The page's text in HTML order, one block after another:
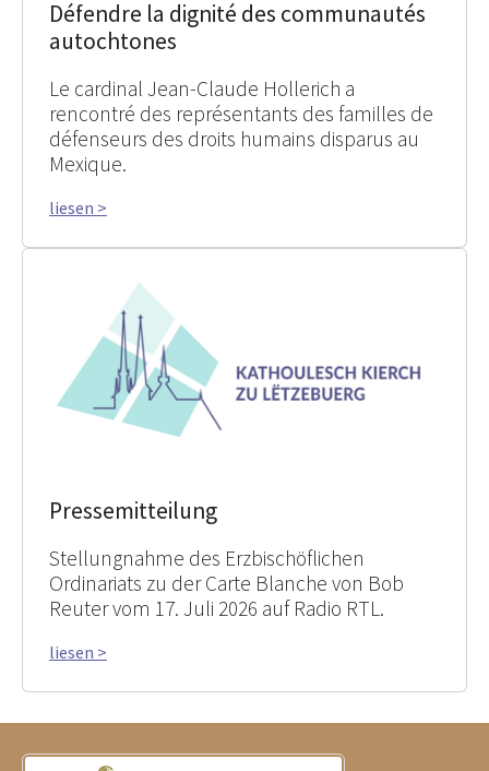
Défendre la dignité des communautés
autochtones
Le cardinal Jean-Claude Hollerich a
rencontré des représentants des familles de
défenseurs des droits humains disparus au
Mexique.
liesen >
Pressemitteilung
Stellungnahme des Erzbischöflichen
Ordinariats zu der Carte Blanche von Bob
Reuter vom 17. Juli 2026 auf Radio RTL.
liesen >